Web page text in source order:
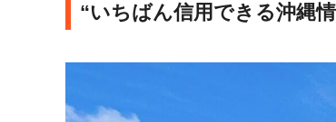
“いちばん信用できる沖縄